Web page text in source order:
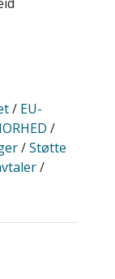
/ EU-
/
/Støtte
/